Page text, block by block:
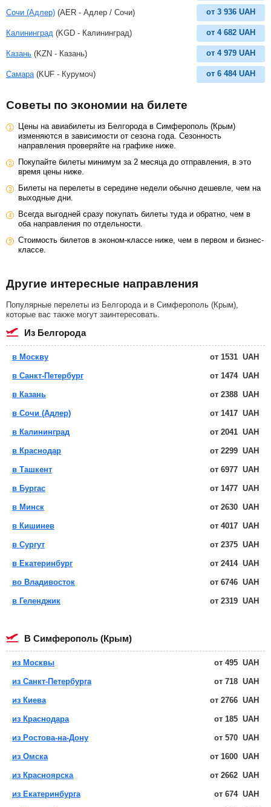
Сочи (Адлер) (AER - Адлер / Сочи) от 3 936 UAH
Калининград (KGD - Калининград) от 4 682 UAH
Казань (KZN - Казань) от 4 979 UAH
Самара (KUF - Курумоч) от 6 484 UAH
Советы по экономии на билете
Цены на авиабилеты из Белгорода в Симферополь (Крым)
изменяются в зависимости от сезона года. Сезонность
направления проверяйте на графике ниже.
Покупайте билеты минимум за 2 месяца до отправления, в это
время цены ниже.
Билеты на перелеты в середине недели обычно дешевле, чем на
выходные дни.
Всегда выгодней сразу покупать билеты туда и обратно, чем в
оба направления по отдельности.
Стоимость билетов в эконом-классе ниже, чем в первом и бизнес-
классе.
Другие интересные направления
Популярные перелеты из Белгорода и в Симферополь (Крым),
которые вас также могут заинтересовать.
из Белгорода
в Москву от 1531 UAH
в Санкт-Петербург от 1474 UAH
в Казань от 2388 UAH
в Сочи (Адлер) от 1417 UAH
в Калининград от 2041 UAH
в Краснодар от 2299 UAH
в Ташкент от 6977 UAH
в Бургас от 1477 UAH
в Минск от 2630 UAH
в Кишинев от 4017 UAH
в Сургут от 2375 UAH
в Екатеринбург от 2414 UAH
во Владивосток от 6746 UAH
в Геленджик от 2319 UAH
в Симферополь (Крым)
из Москвы от 495 UAH
из Санкт-Петербурга от 718 UAH
из Киева от 2766 UAH
из Краснодара от 185 UAH
из Ростова-на-Дону от 570 UAH
из Омска от 1600 UAH
из Красноярска от 2662 UAH
из Екатеринбурга от 674 UAH